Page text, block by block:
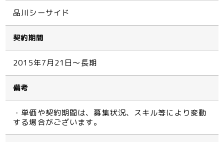
品川シーサイド
契約期間
2015年7月21日～長期
備考
・単価や契約期間は、募集状況、スキル等により変動
する場合がございます。